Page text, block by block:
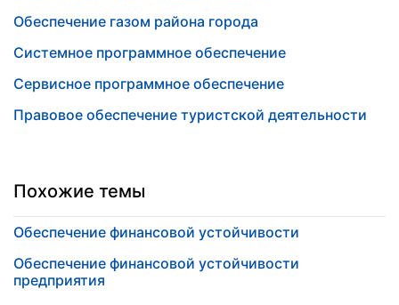
Обеспечение газом района города
Системное программное обеспечение
Сервисное программное обеспечение
Правовое обеспечение туристской деятельности
Похожие темы
Обеспечение финансовой устойчивости
Обеспечение финансовой устойчивости
предприятия